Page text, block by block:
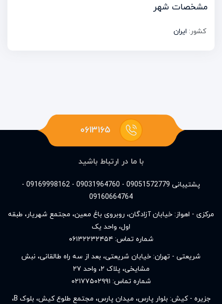
مشخصات شهر
کشور: ایران
۰۶۱۳۱۶۵
با ما در ارتباط باشید
پشتیبانی 09051572779 - 09031964760 - 09169998162 -
09160664764
مرکزی - اهواز: خیابان آزادگان، روبروی باغ معین، مجتمع شهریار، طبقه
اول، واحد یک
شماره تماس:۰۶۱۳۲۲۳۲۴۵۴
شریعتی - تهران: خیابان شریعتی، بعد از سه راه طالقانی، نبش
مشایخی، پلاک ۲، واحد ۲۷
شماره تماس: ۰۲۱۷۷۵۰۲۹۹۱
جزیره - کیش: بلوار پارس، میدان پارس، مجتمع طلوع کیش، بلوک B،